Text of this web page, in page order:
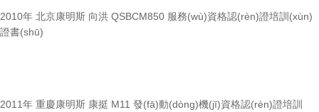
2010年 北京康明斯 向洪 QSBCM850 服務(wù)資格認(rèn)證培訓(xùn)
證書(shū)
2011年 重慶康明斯 康挺 M11 發(fā)動(dòng)機(jī)資格認(rèn)證培訓